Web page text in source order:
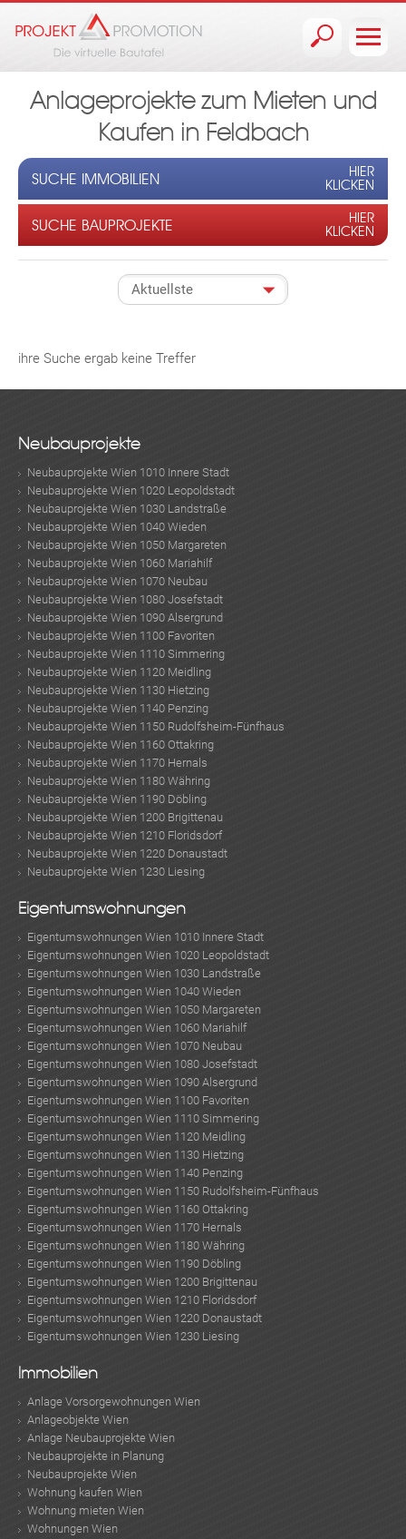
Anlageprojekte zum Mieten und
Kaufen in Feldbach
SUCHE IMMOBILIEN
HIER
KLICKEN
SUCHE BAUPROJEKTE
HIER
KLICKEN
ihre Suche ergab keine Treffer
Neubauprojekte
Neubauprojekte Wien 1010 Innere Stadt
Neubauprojekte Wien 1020 Leopoldstadt
Neubauprojekte Wien 1030 Landstraße
Neubauprojekte Wien 1040 Wieden
Neubauprojekte Wien 1050 Margareten
Neubauprojekte Wien 1060 Mariahilf
Neubauprojekte Wien 1070 Neubau
Neubauprojekte Wien 1080 Josefstadt
Neubauprojekte Wien 1090 Alsergrund
Neubauprojekte Wien 1100 Favoriten
Neubauprojekte Wien 1110 Simmering
Neubauprojekte Wien 1120 Meidling
Neubauprojekte Wien 1130 Hietzing
Neubauprojekte Wien 1140 Penzing
Neubauprojekte Wien 1150 Rudolfsheim-Fünfhaus
Neubauprojekte Wien 1160 Ottakring
Neubauprojekte Wien 1170 Hernals
Neubauprojekte Wien 1180 Währing
Neubauprojekte Wien 1190 Döbling
Neubauprojekte Wien 1200 Brigittenau
Neubauprojekte Wien 1210 Floridsdorf
Neubauprojekte Wien 1220 Donaustadt
Neubauprojekte Wien 1230 Liesing
Eigentumswohnungen
Eigentumswohnungen Wien 1010 Innere Stadt
Eigentumswohnungen Wien 1020 Leopoldstadt
Eigentumswohnungen Wien 1030 Landstraße
Eigentumswohnungen Wien 1040 Wieden
Eigentumswohnungen Wien 1050 Margareten
Eigentumswohnungen Wien 1060 Mariahilf
Eigentumswohnungen Wien 1070 Neubau
Eigentumswohnungen Wien 1080 Josefstadt
Eigentumswohnungen Wien 1090 Alsergrund
Eigentumswohnungen Wien 1100 Favoriten
Eigentumswohnungen Wien 1110 Simmering
Eigentumswohnungen Wien 1120 Meidling
Eigentumswohnungen Wien 1130 Hietzing
Eigentumswohnungen Wien 1140 Penzing
Eigentumswohnungen Wien 1150 Rudolfsheim-Fünfhaus
Eigentumswohnungen Wien 1160 Ottakring
Eigentumswohnungen Wien 1170 Hernals
Eigentumswohnungen Wien 1180 Währing
Eigentumswohnungen Wien 1190 Döbling
Eigentumswohnungen Wien 1200 Brigittenau
Eigentumswohnungen Wien 1210 Floridsdorf
Eigentumswohnungen Wien 1220 Donaustadt
Eigentumswohnungen Wien 1230 Liesing
Immobilien
Anlage Vorsorgewohnungen Wien
Anlageobjekte Wien
Anlage Neubauprojekte Wien
Neubauprojekte in Planung
Neubauprojekte Wien
Wohnung kaufen Wien
Wohnung mieten Wien
Wohnungen Wien